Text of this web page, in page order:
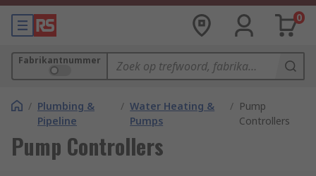
0
Fabrikantnummer
/ Plumbing &
Pipeline
/ Water Heating &
Pumps
/ Pump
Controllers
Pump Controllers